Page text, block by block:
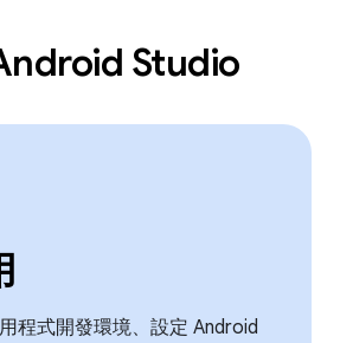
Studio
程式開發環境、設定 Android